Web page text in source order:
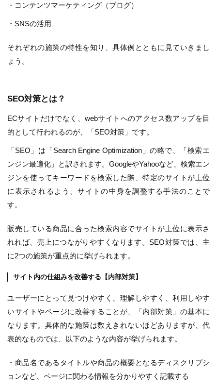
・コンテンツマーケティング（ブログ）
・SNSの活用
それぞれの施策の特性を知り、具体例とともに見ていきまし
ょう。
SEO対策とは？
ECサイトだけでなく、webサイトへのアクセス数アップを目
的として行われるのが、「SEO対策」です。
「SEO」は「Search Engine Optimization」の略で、「検索エ
ンジン最適化」と訳されます。GoogleやYahooなど、検索エン
ジンを使ってキーワードを検索した際、特定のサイトが上位
に表示されるよう、サイトの中身を調整する手法のことで
す。
販売している商品に合った検索内容でサイトが上位に表示さ
れれば、売上につながりやすくなります。SEO対策では、主
に2つの施策が重点的に挙げられます。
サイト内の仕組みを改善する【内部対策】
ユーザーにとって見つけやすく、理解しやすく、利用しやす
いサイトやページに改善することが、「内部対策」の基本に
なります。具体的な施策は数えきれないほどありますが、代
表的なものでは、以下のような内容が挙げられます。
・商品名であるタイトルや商品の概要となるディスクリプシ
ョンなど、ページに関わる情報を分かりやすく記載する